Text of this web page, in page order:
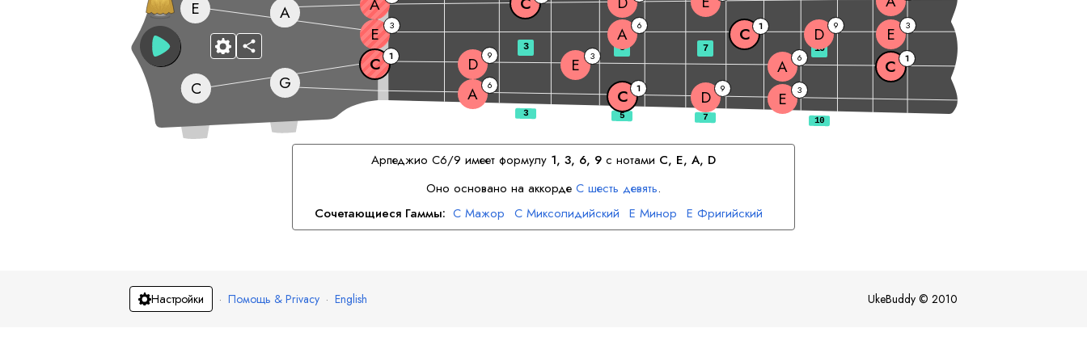
G
A 6
C 1 D 9 E 3
C
C 1 D 9 E 3 A 6 C 1
E
E
3 A 6 C 1 D 9 E 3
A
3 5 7 10
Арпеджио C6/9 имеет формулу 1, 3, 6, 9 с нотами C, E, A, D
Оно основано на аккорде C шесть девять.
Сочетающиеся Гаммы: C Мажор C Миксолидийский E Минор E Фригийский
A Минор A Дорийский D Минор D Дорийский
Настройки · Помощь & Privacy · English UkeBuddy © 2010